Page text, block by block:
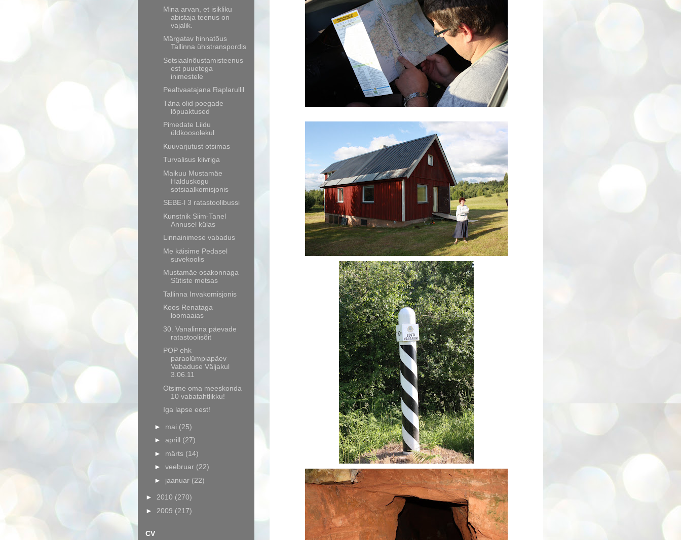
Mina arvan, et isikliku
abistaja teenus on
vajalik.
Märgatav hinnatõus
Tallinna ühistranspordis
Sotsiaalnõustamisteenus
est puuetega
inimestele
Pealtvaatajana Raplarullil
Täna olid poegade
lõpuaktused
Pimedate Liidu
üldkoosolekul
Kuuvarjutust otsimas
Turvalisus kiivriga
Maikuu Mustamäe
Halduskogu
sotsiaalkomisjonis
SEBE-l 3 ratastoolibussi
Kunstnik Siim-Tanel
Annusel külas
Linnainimese vabadus
Me käisime Pedasel
suvekoolis
Mustamäe osakonnaga
Sütiste metsas
Tallinna Invakomisjonis
Koos Renataga
loomaaias
30. Vanalinna päevade
ratastoolisõit
POP ehk
paraolümpiapäev
Vabaduse Väljakul
3.06.11
Otsime oma meeskonda
10 vabatahtlikku!
Iga lapse eest!
► mai (25)
► aprill (27)
► märts (14)
► veebruar (22)
► jaanuar (22)
► 2010 (270)
► 2009 (217)
CV